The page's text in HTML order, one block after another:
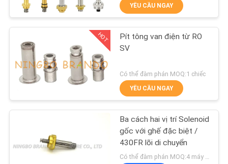
CHÚNG
TÔI
CHUYẾN
THAM
NHÀ
Van xung khí nén
43
Khí nén Solenoid
617
YÊU CẦU NGAY
HOT
Pít tông van điện từ RO
SV
Có thể đàm phán MOQ:1 chiếc
YÊU CẦU NGAY
Ba cách hai vị trí Solenoid
gốc với ghế đặc biệt /
430FR lõi di chuyển